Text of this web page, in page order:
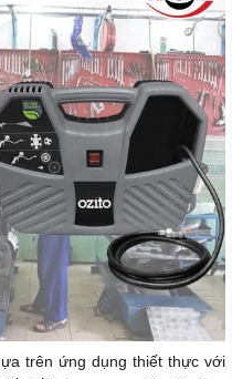
trên ứng dụng thiết thực với